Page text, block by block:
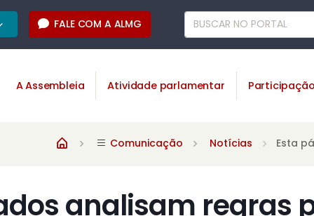
FALE COM A ALMG
A Assembleia Atividade parlamentar Participação
Comunicação Notícias Esta
analisam regras